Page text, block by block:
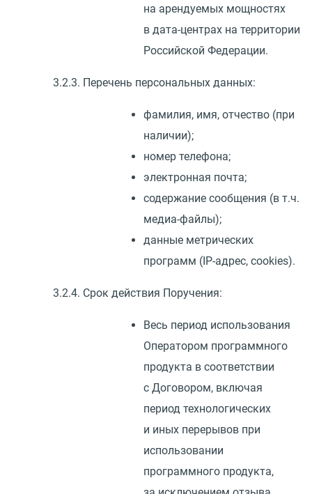
на арендуемых мощностях
в дата-центрах на территории
Российской Федерации.
3.2.3. Перечень персональных данных:
фамилия, имя, отчество (при
наличии);
номер телефона;
электронная почта;
содержание сообщения (в т.ч.
медиа-файлы);
данные метрических
программ ( IP-адрес, cookies).
3.2.4. Срок действия Поручения:
Весь период использования
Оператором программного
продукта в соответствии
с Договором, включая
период технологических
и иных перерывов при
использовании
программного продукта,